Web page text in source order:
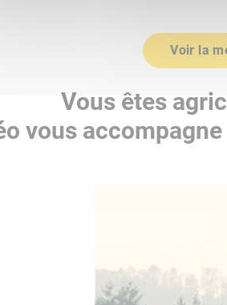
Voir la
Vous êtes
vous